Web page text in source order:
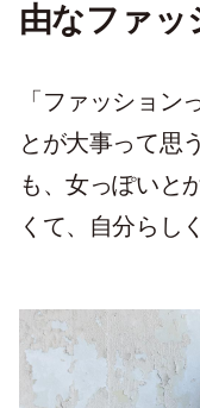
由なファッ
「ファッション
とが大事って思
も、女っぽいと
くて、自分らし